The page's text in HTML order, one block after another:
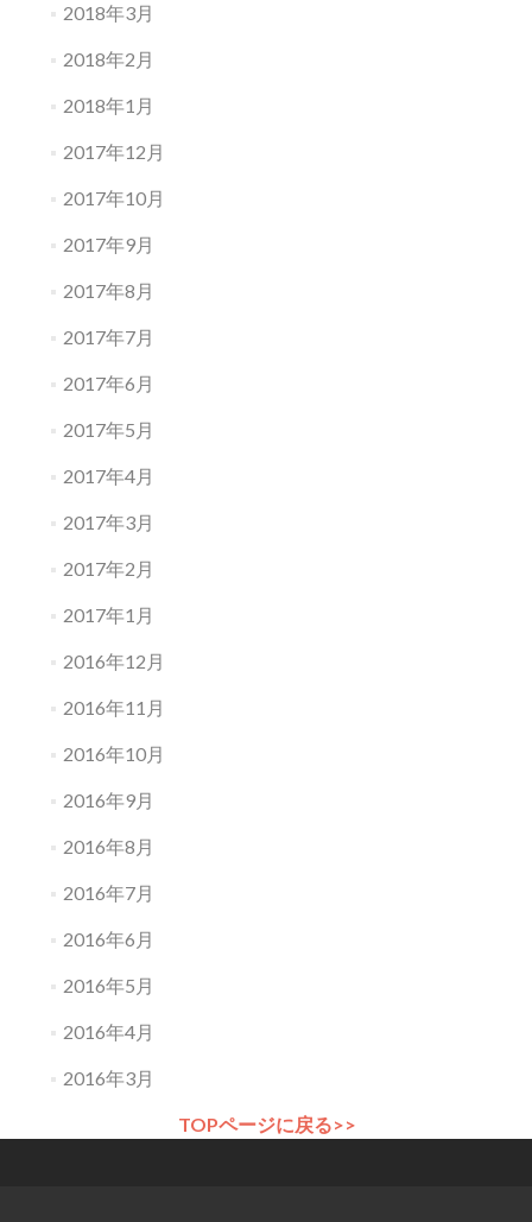
2018年3月
2018年2月
2018年1月
2017年12月
2017年10月
2017年9月
2017年8月
2017年7月
2017年6月
2017年5月
2017年4月
2017年3月
2017年2月
2017年1月
2016年12月
2016年11月
2016年10月
2016年9月
2016年8月
2016年7月
2016年6月
2016年5月
2016年4月
2016年3月
TOPページに戻る>>